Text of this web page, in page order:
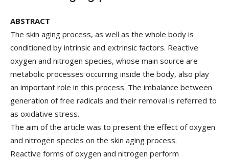
ABSTRACT
The skin aging process, as well as the whole body is
conditioned by intrinsic and extrinsic factors. Reactive
oxygen and nitrogen species, whose main source are
metabolic processes occurring inside the body, also play
an important role in this process. The imbalance between
generation of free radicals and their removal is referred to
as oxidative stress.
The aim of the article was to present the effect of oxygen
and nitrogen species on the skin aging process.
Reactive forms of oxygen and nitrogen perform